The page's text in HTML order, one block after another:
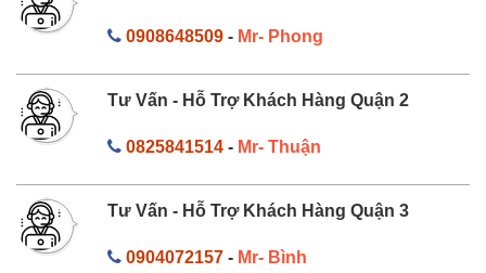
0908648509- Mr- Phong
Tư Vấn - Hỗ Trợ Khách Hàng Quận 2
0825841514- Mr- Thuận
Tư Vấn - Hỗ Trợ Khách Hàng Quận 3
0904072157- Mr- Bình